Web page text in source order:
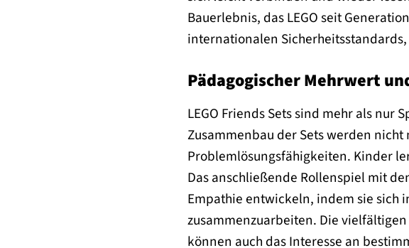
Bauerlebnis, das LEGO seit
internationalen
Pädagogischer Mehrwert
LEGO Friends Sets sind mehr als
Zusammenbau der Sets werden
Problemlösungsfähigkeiten. Kinder
Das anschließende Rollenspiel mit
Empathie entwickeln, indem sie sich
zusammenzuarbeiten. Die
können auch das Interesse an